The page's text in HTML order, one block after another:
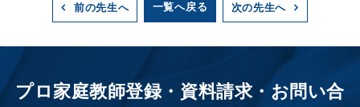
前の先生へ 一覧へ戻る 次の先生へ
プロ家庭教師登録・資料請求・お問い合